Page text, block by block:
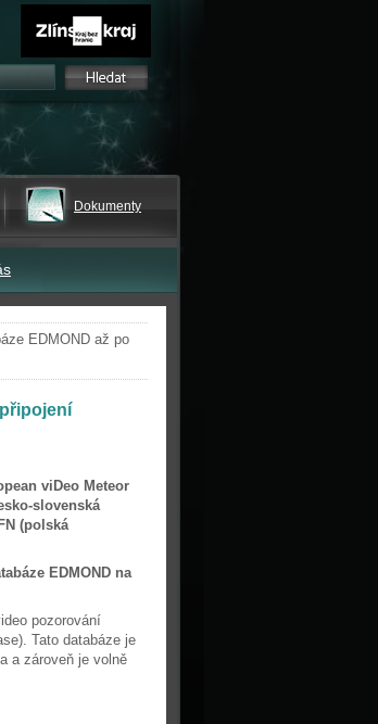
Dokumenty
EDMOND až po
viDeo Meteor
slovenská
(polská
EDMOND na
pozorování
Tato databáze je
a zároveň je volně